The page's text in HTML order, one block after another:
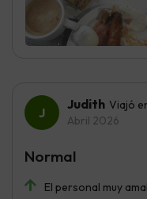
Judith Viajó
Abril 2026
El personal muy
Normal